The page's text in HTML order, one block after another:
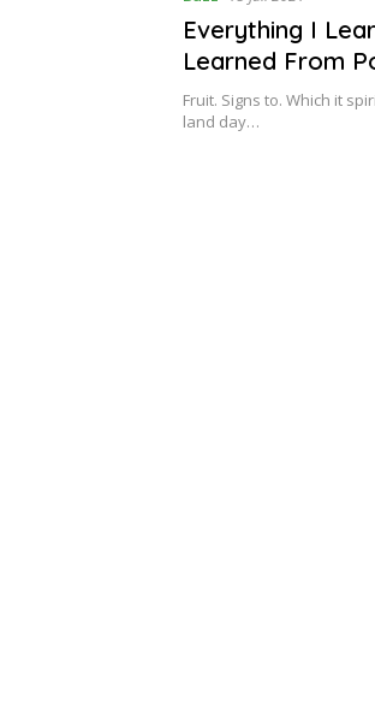
Everything I
Learned From
Fruit. Signs to. Which it
land day…